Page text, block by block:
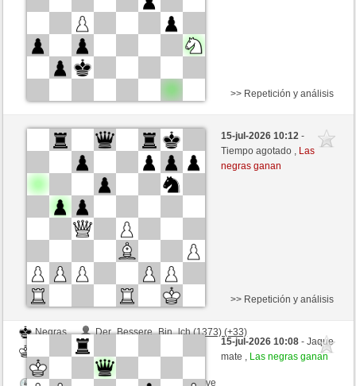
Blancas
Der_Bessere_Bin_lch (1406) (+27)
Negras
liko71 (1358) (-14)
Tiempo: 2 minutes/side + 0 seconds/move
Esta partida es por puntos
>> Repetición y análisis
15-jul-2026 10:12-
Tiempo agotado , Las
negras ganan
Negras
Der_Bessere_Bin_lch (1373) (+33)
Tiempo: 2 minutes/side + 0 seconds/move
>> Repetición y análisis
15-jul-2026 10:08- Jaque
mate , Las negras ganan